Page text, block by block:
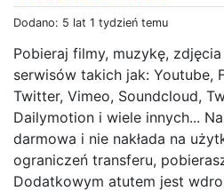
Dodano: 5 lat 1 tydzień temu
Pobieraj filmy, muzykę,
serwisów takich jak: Youtube,
Twitter, Vimeo, Soundcloud,
Dailymotion i wiele innych...
darmowa i nie nakłada na
ograniczeń transferu,
Dodatkowym atutem jest